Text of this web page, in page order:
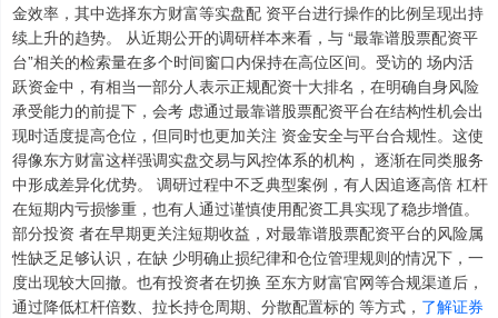
金效率，其中选择东方财富等实盘配 资平台进行操作的比例呈现出持
续上升的趋势。 从近期公开的调研样本来看，与 “最靠谱股票配资平
台”相关的检索量在多个时间窗口内保持在高位区间。受访的 场内活
跃资金中，有相当一部分人表示正规配资十大排名，在明确自身风险
承受能力的前提下，会考 虑通过最靠谱股票配资平台在结构性机会出
现时适度提高仓位，但同时也更加关注 资金安全与平台合规性。这使
得像东方财富这样强调实盘交易与风控体系的机构， 逐渐在同类服务
中形成差异化优势。 调研过程中不乏典型案例，有人因追逐高倍 杠杆
在短期内亏损惨重，也有人通过谨慎使用配资工具实现了稳步增值。
部分投资 者在早期更关注短期收益，对最靠谱股票配资平台的风险属
性缺乏足够认识，在缺 少明确止损纪律和仓位管理规则的情况下，一
度出现较大回撤。也有投资者在切换 至东方财富官网等合规渠道后，
通过降低杠杆倍数、拉长持仓周期、分散配置标的 等方式， 了解证券